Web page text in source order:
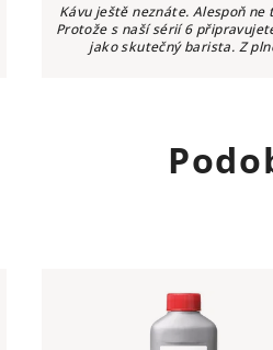
Kávu ještě neznáte. Alespoň ne
Protože s naší sérií 6
jako skutečný barista. Z